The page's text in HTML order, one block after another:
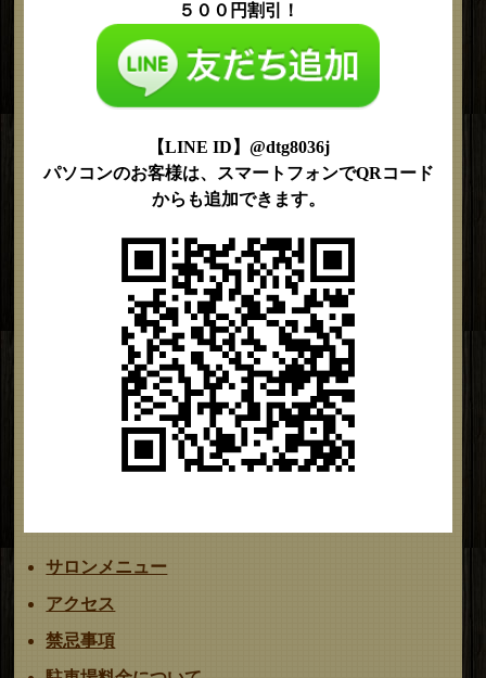
５００円割引！
【LINE ID】@dtg8036j
パソコンのお客様は、スマートフォンでQRコード
からも追加できます。
サロンメニュー
アクセス
禁忌事項